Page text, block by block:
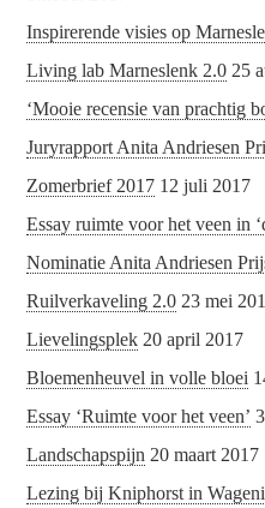
Inspirerende visies op
Living lab Marneslenk 2.0 25
‘Mooie recensie van prachtig
Juryrapport Anita Andriesen
Zomerbrief 2017 12 juli 2017
Essay ruimte voor het veen in
Nominatie Anita Andriesen
Ruilverkaveling 2.0 23 mei
Lievelingsplek 20 april 2017
Bloemenheuvel in volle bloei
Essay ‘Ruimte voor het veen’
Landschapspijn 20 maart 2017
Lezing bij Kniphorst in